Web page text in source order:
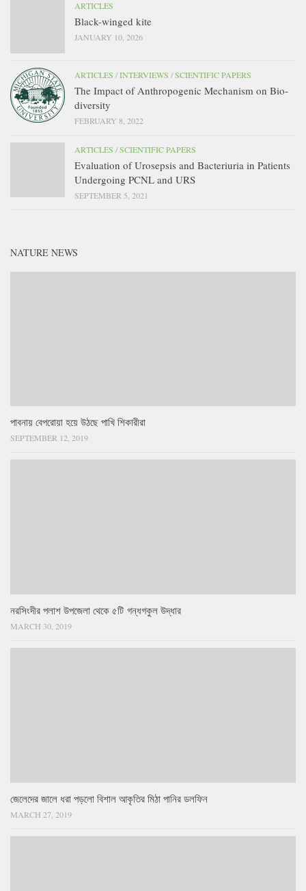
ARTICLES
Black-winged kite
JANUARY 10, 2026
ARTICLES /INTERVIEWS /SCIENTIFIC PAPERS
The Impact of Anthropogenic Mechanism on Bio-
diversity
FEBRUARY 8, 2022
ARTICLES /SCIENTIFIC PAPERS
Evaluation of Urosepsis and Bacteriuria in Patients
Undergoing PCNL and URS
SEPTEMBER 5, 2021
NATURE NEWS
পাবনায় বেপরোয়া হয়ে উঠছে পাখি শিকারীরা
SEPTEMBER 12, 2019
নরসিংদীর পলাশ উপজেলা থেকে ৫টি গন্ধগকুল উদ্ধার
MARCH 30, 2019
জেলেদের জালে ধরা পড়লো বিশাল আকৃতির মিঠা পানির ডলফিন
MARCH 27, 2019